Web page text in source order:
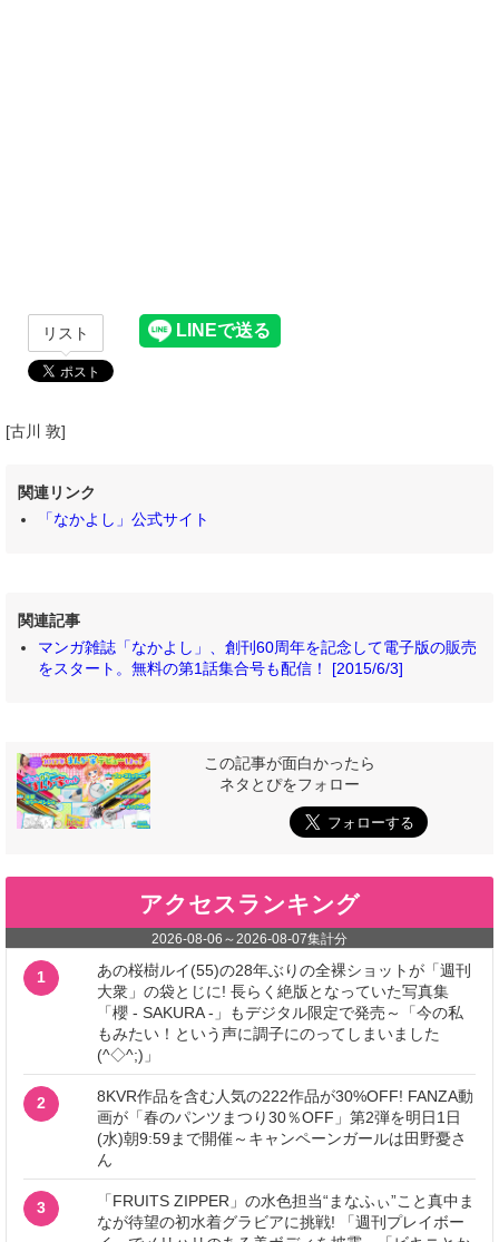
リスト
[古川 敦]
関連リンク
「なかよし」公式サイト
関連記事
マンガ雑誌「なかよし」、創刊60周年を記念して電子版の販売
をスタート。無料の第1話集合号も配信！ [2015/6/3]
この記事が面白かったら
ネタとぴをフォロー
アクセスランキング
2026-08-06 ～2026-08-07集計分
1
あの桜樹ルイ(55)の28年ぶりの全裸ショットが「週刊
大衆」の袋とじに! 長らく絶版となっていた写真集
「櫻 - SAKURA -」もデジタル限定で発売～「今の私
もみたい！という声に調子にのってしまいました
(^◇^;)」
2
8KVR作品を含む人気の222作品が30%OFF! FANZA動
画が「春のパンツまつり30％OFF」第2弾を明日1日
(水)朝9:59まで開催～キャンペーンガールは田野憂さ
ん
3
「FRUITS ZIPPER」の水色担当“まなふぃ”こと真中ま
なが待望の初水着グラビアに挑戦! 「週刊プレイボー